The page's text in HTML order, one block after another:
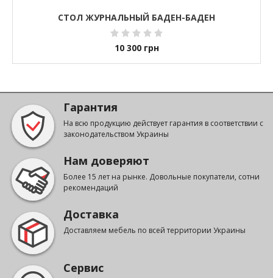
СТОЛ ЖУРНАЛЬНЫЙ БАДЕН-БАДЕН
10 300 грн
Гарантия
На всю продукцию действует гарантия в соответствии с
законодательством Украины
Нам доверяют
Более 15 лет на рынке. Довольные покупатели, сотни
рекомендаций
Доставка
Доставляем мебель по всей территории Украины
Сервис